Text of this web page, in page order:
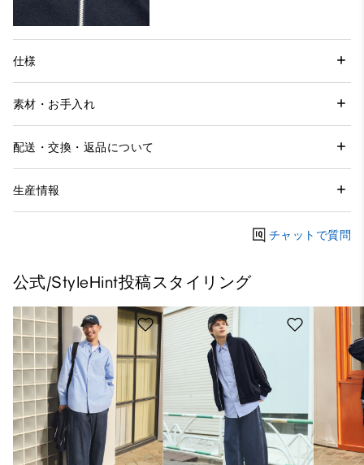
仕様
素材・お手入れ
配送・交換・返品について
生産情報
チャットで質問
公式/StyleHint投稿スタイリング